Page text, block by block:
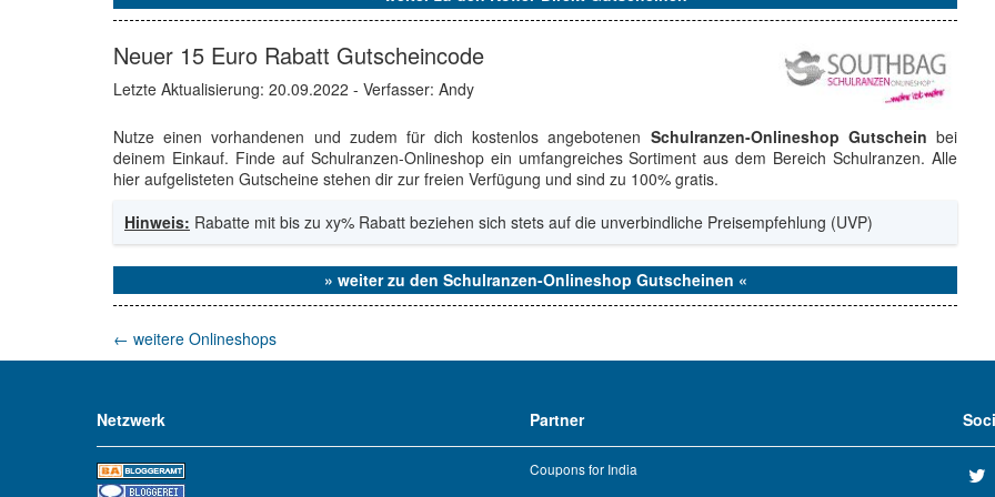
Neuer 15 Euro Rabatt Gutscheincode
Letzte Aktualisierung: 20.09.2022 - Verfasser: Andy
Nutze einen vorhandenen und zudem für dich kostenlos angebotenen Schulranzen-Onlineshop Gutschein bei
deinem Einkauf. Finde auf Schulranzen-Onlineshop ein umfangreiches Sortiment aus dem Bereich Schulranzen. Alle
hier aufgelisteten Gutscheine stehen dir zur freien Verfügung und sind zu 100% gratis.
Hinweis: Rabatte mit bis zu xy% Rabatt beziehen sich stets auf die unverbindliche Preisempfehlung (UVP)
» weiter zu den Schulranzen-Onlineshop Gutscheinen «
← weitere Onlineshops
Netzwerk Partner
Coupons for India